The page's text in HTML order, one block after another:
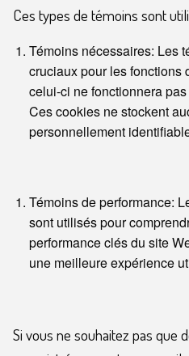
Ces types de témoins sont
Témoins nécessaires: Les
cruciaux pour les fonctions
celui-ci ne fonctionnera
Ces cookies ne stockent
personnellement
Témoins de performance:
sont utilisés pour
performance clés du site
une meilleure expérience
Si vous ne souhaitez pas que